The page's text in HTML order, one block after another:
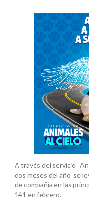
A través del servicio
dos meses del año, se
de compañía en las
141 en febrero.